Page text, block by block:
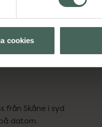
cookies
Visa
från Skåne i syd
datorn.